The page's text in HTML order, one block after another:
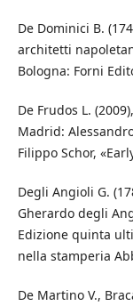
De Dominici B.
architetti
Bologna: Forni
De Frudos L.
Madrid:
Filippo Schor,
Degli Angioli G.
Gherardo degli
Edizione quinta
nella stamperia
De Martino V.,